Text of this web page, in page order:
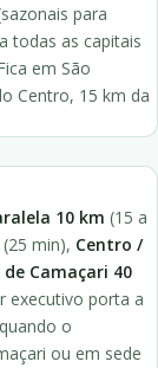
para
todas as capitais
em São
Centro, 15 km da
10 km (15 a
(25 min), Centro /
Camaçari 40
executivo porta a
o
ou em sede